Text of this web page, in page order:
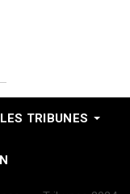
LES TRIBUNES